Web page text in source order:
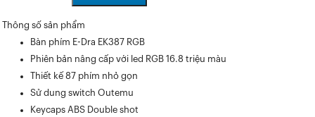
Thông số sản phẩm
Bàn phím E-Dra EK387 RGB
Phiên bản nâng cấp với led RGB 16.8 triệu màu
Thiết kế 87 phím nhỏ gọn
Sử dung switch Outemu
Keycaps ABS Double shot